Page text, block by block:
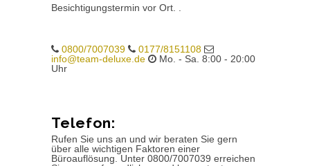
Besichtigungstermin vor Ort. .
0800/7007039
0177/8151108
info@team-deluxe.de
Mo. - Sa. 8:00 - 20:00
Uhr
Telefon:
Rufen Sie uns an und wir beraten Sie gern
über alle wichtigen Faktoren einer
Büroauflösung. Unter 0800/7007039 erreichen